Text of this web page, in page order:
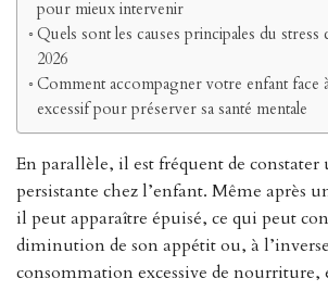
pour mieux intervenir
Quels sont les causes principales du stress
2026
Comment accompagner votre enfant face
excessif pour préserver sa santé mentale
En parallèle, il est fréquent de constater
persistante chez l’enfant. Même après
il peut apparaître épuisé, ce qui peut
diminution de son appétit ou, à
consommation excessive de nourriture,